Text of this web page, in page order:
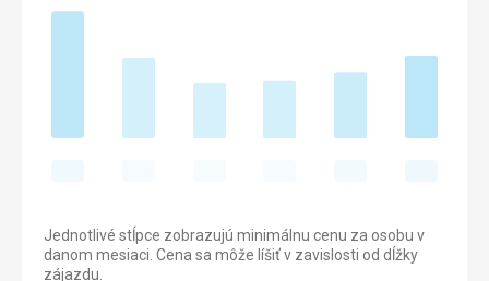
Jednotlivé stĺpce zobrazujú minimálnu cenu za osobu v
danom mesiaci. Cena sa môže líšiť v zavislosti od dĺžky
zájazdu.